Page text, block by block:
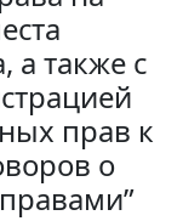
а также с
прав к
о